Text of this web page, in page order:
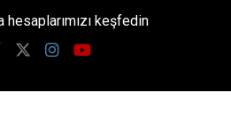
keşfedin